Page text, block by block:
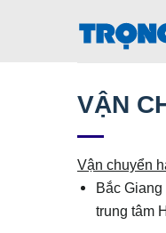
VẬN
Vận chuyển
Bắc
trung tâm